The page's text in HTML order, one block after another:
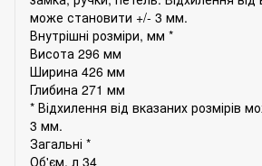
може становити +/- 3 мм.
Внутрішні розміри, мм *
Висота 296 мм
Ширина 426 мм
Глибина 271 мм
* Відхилення від вказаних розмірів
3 мм.
Загальні *
Об'єм, л 34